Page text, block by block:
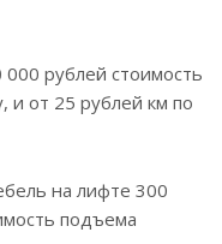
рублей стоимость
и от 25 рублей км по
на лифте 300
подъема